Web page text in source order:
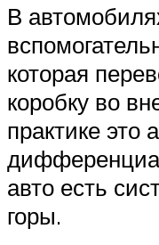
В
которая
коробку во
практике это
авто есть
горы.